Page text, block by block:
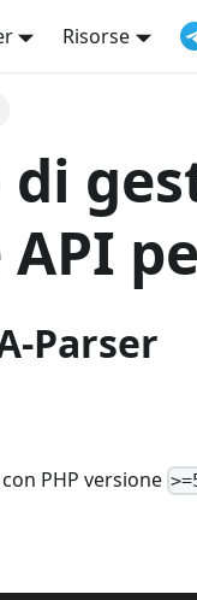
Risorse
Parser
PHP versione